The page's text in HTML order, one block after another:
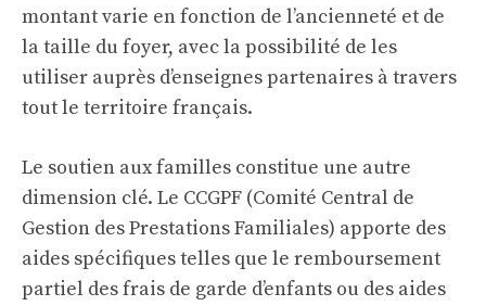
montant varie en fonction de l’ancienneté et de
la taille du foyer, avec la possibilité de les
utiliser auprès d’enseignes partenaires à travers
tout le territoire français.
Le soutien aux familles constitue une autre
dimension clé. Le CCGPF (Comité Central de
Gestion des Prestations Familiales) apporte des
aides spécifiques telles que le remboursement
partiel des frais de garde d’enfants ou des aides